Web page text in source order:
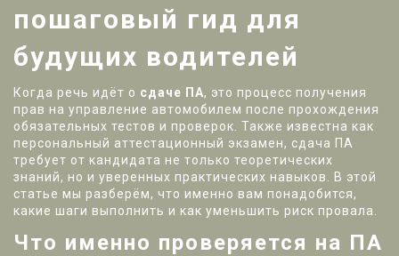
пошаговый гид для
будущих водителей
Когда речь идёт о сдаче ПА, это процесс получения
прав на управление автомобилем после прохождения
обязательных тестов и проверок . Также известна как
персональный аттестационный экзамен, сдача ПА
требует от кандидата не только теоретических
знаний, но и уверенных практических навыков. В этой
статье мы разберём, что именно вам понадобится,
какие шаги выполнить и как уменьшить риск провала.
Что именно проверяется на ПА